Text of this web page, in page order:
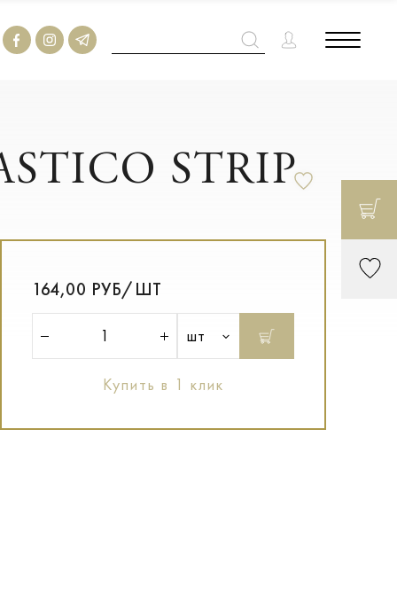
STRIP
164,00 РУБ/ШТ
шт
Купить в 1 клик